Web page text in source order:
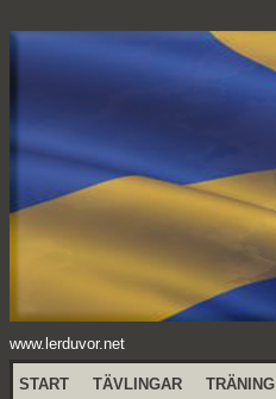
www.lerduvor.net
START TÄVLINGAR TRÄNING